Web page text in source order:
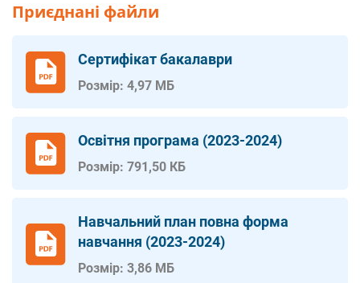
Приєднані файли
Сертифікат бакалаври
Розмір: 4,97 МБ
Освітня програма (2023-2024)
Розмір: 791,50 КБ
Навчальний план повна форма
навчання (2023-2024)
Розмір: 3,86 МБ